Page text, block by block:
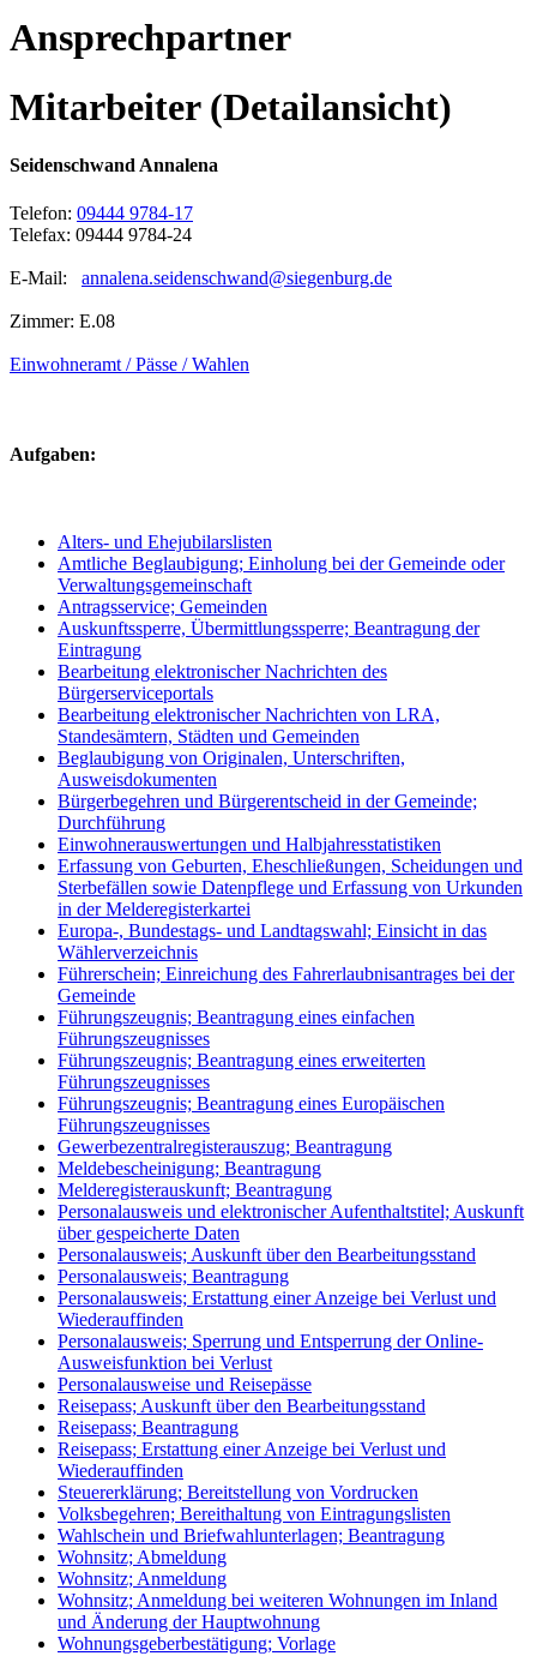
Ansprechpartner
Mitarbeiter (Detailansicht)
Seidenschwand Annalena
Telefon: 09444 9784-17
Telefax: 09444 9784-24
E-Mail: annalena.seidenschwand@siegenburg.de
Zimmer: E.08
Einwohneramt / Pässe / Wahlen
Aufgaben:
Alters- und Ehejubilarslisten
Amtliche Beglaubigung; Einholung bei der Gemeinde oder
Verwaltungsgemeinschaft
Antragsservice; Gemeinden
Auskunftssperre, Übermittlungssperre; Beantragung der
Eintragung
Bearbeitung elektronischer Nachrichten des
Bürgerserviceportals
Bearbeitung elektronischer Nachrichten von LRA,
Standesämtern, Städten und Gemeinden
Beglaubigung von Originalen, Unterschriften,
Ausweisdokumenten
Bürgerbegehren und Bürgerentscheid in der Gemeinde;
Durchführung
Einwohnerauswertungen und Halbjahresstatistiken
Erfassung von Geburten, Eheschließungen, Scheidungen und
Sterbefällen sowie Datenpflege und Erfassung von Urkunden
in der Melderegisterkartei
Europa-, Bundestags- und Landtagswahl; Einsicht in das
Wählerverzeichnis
Führerschein; Einreichung des Fahrerlaubnisantrages bei der
Gemeinde
Führungszeugnis; Beantragung eines einfachen
Führungszeugnisses
Führungszeugnis; Beantragung eines erweiterten
Führungszeugnisses
Führungszeugnis; Beantragung eines Europäischen
Führungszeugnisses
Gewerbezentralregisterauszug; Beantragung
Meldebescheinigung; Beantragung
Melderegisterauskunft; Beantragung
Personalausweis und elektronischer Aufenthaltstitel; Auskunft
über gespeicherte Daten
Personalausweis; Auskunft über den Bearbeitungsstand
Personalausweis; Beantragung
Personalausweis; Erstattung einer Anzeige bei Verlust und
Wiederauffinden
Personalausweis; Sperrung und Entsperrung der Online-
Ausweisfunktion bei Verlust
Personalausweise und Reisepässe
Reisepass; Auskunft über den Bearbeitungsstand
Reisepass; Beantragung
Reisepass; Erstattung einer Anzeige bei Verlust und
Wiederauffinden
Steuererklärung; Bereitstellung von Vordrucken
Volksbegehren; Bereithaltung von Eintragungslisten
Wahlschein und Briefwahlunterlagen; Beantragung
Wohnsitz; Abmeldung
Wohnsitz; Anmeldung
Wohnsitz; Anmeldung bei weiteren Wohnungen im Inland
und Änderung der Hauptwohnung
Wohnungsgeberbestätigung; Vorlage